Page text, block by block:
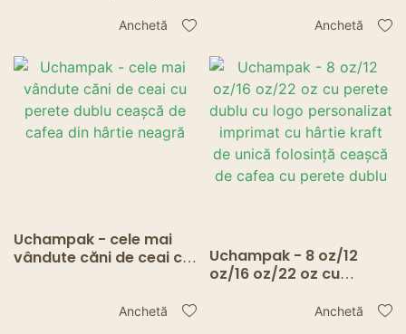
ceașcă cu un singur
perete
Anchetă Anchetă
Uchampak - cele mai
vândute căni de ceai cu
Anchetă
Uchampak - 8 oz/12
oz/16 oz/22 oz cu
personalizat imprimat
Anchetă